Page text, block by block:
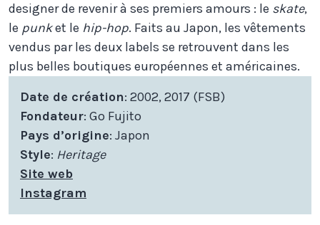
designer de revenir à ses premiers amours : le skate,
le punket le hip-hop. Faits au Japon, les vêtements
vendus par les deux labels se retrouvent dans les
plus belles boutiques européennes et américaines.
Date de création: 2002, 2017 (FSB)
Fondateur: Go Fujito
Pays d’origine: Japon
Style: Heritage
Site web
Instagram